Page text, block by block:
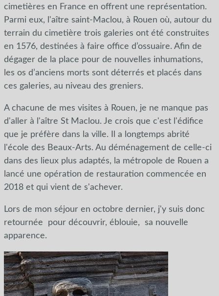
cimetières en France en offrent une représentation.
Parmi eux, l'aître saint-Maclou, à Rouen où, autour du
terrain du cimetière trois galeries ont été construites
en 1576, destinées à faire office d’ossuaire. Afin de
dégager de la place pour de nouvelles inhumations,
les os d’anciens morts sont déterrés et placés dans
ces galeries, au niveau des greniers.
A chacune de mes visites à Rouen, je ne manque pas
d'aller à l'aître St Maclou. Je crois que c'est l'édifice
que je préfère dans la ville. Il a longtemps abrité
l'école des Beaux-Arts. Au déménagement de celle-ci
dans des lieux plus adaptés, la métropole de Rouen a
lancé une opération de restauration commencée en
2018 et qui vient de s'achever.
Lors de mon séjour en octobre dernier, j'y suis donc
retournée pour découvrir, éblouie, sa nouvelle
apparence.